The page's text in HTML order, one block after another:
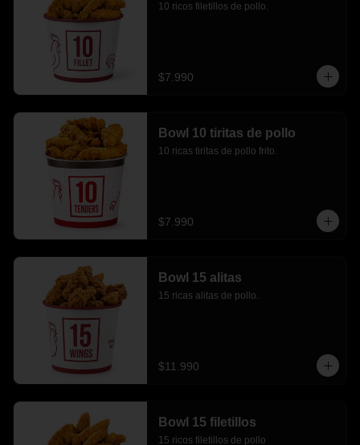
10 ricos filetillos de pollo.
$7.990
Bowl 10 tiritas de pollo
10 ricas tiritas de pollo frito.
$7.990
Bowl 15 alitas
15 ricas alitas de pollo.
$11.990
Bowl 15 filetillos
15 ricos filetillos de pollo